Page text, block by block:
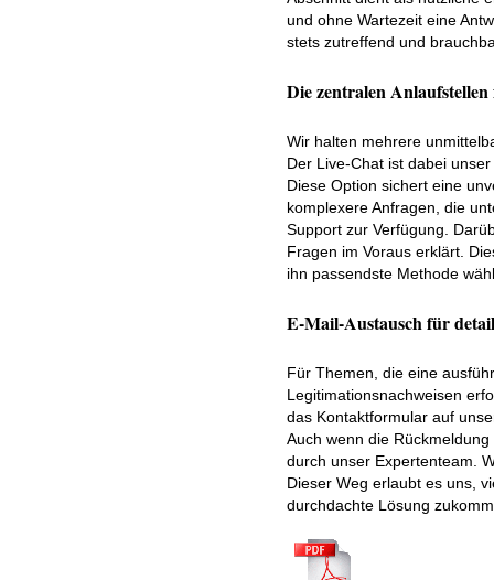
und ohne Wartezeit eine
stets zutreffend und
Die zentralen
Wir halten mehrere
Der Live-Chat ist dabei
Diese Option sichert eine
komplexere Anfragen, die
Support zur Verfügung.
Fragen im Voraus erklärt.
ihn passendste Methode
E-Mail-Austausch für
Für Themen, die eine
Legitimationsnachweisen
das Kontaktformular auf
Auch wenn die
durch unser Expertenteam.
Dieser Weg erlaubt es uns,
durchdachte Lösung